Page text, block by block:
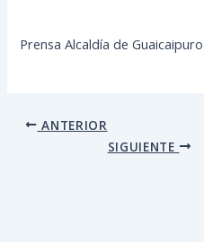
Prensa Alcaldía de Guaicaipuro
ANTERIOR
SIGUIENTE